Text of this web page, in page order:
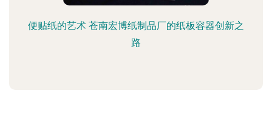
便贴纸的艺术 苍南宏博纸制品厂的纸板容器创新之
路